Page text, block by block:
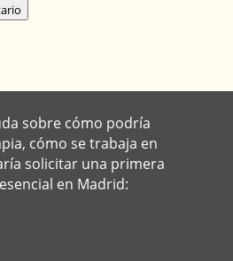
sobre cómo podría
cómo se trabaja en
solicitar una primera
en Madrid: